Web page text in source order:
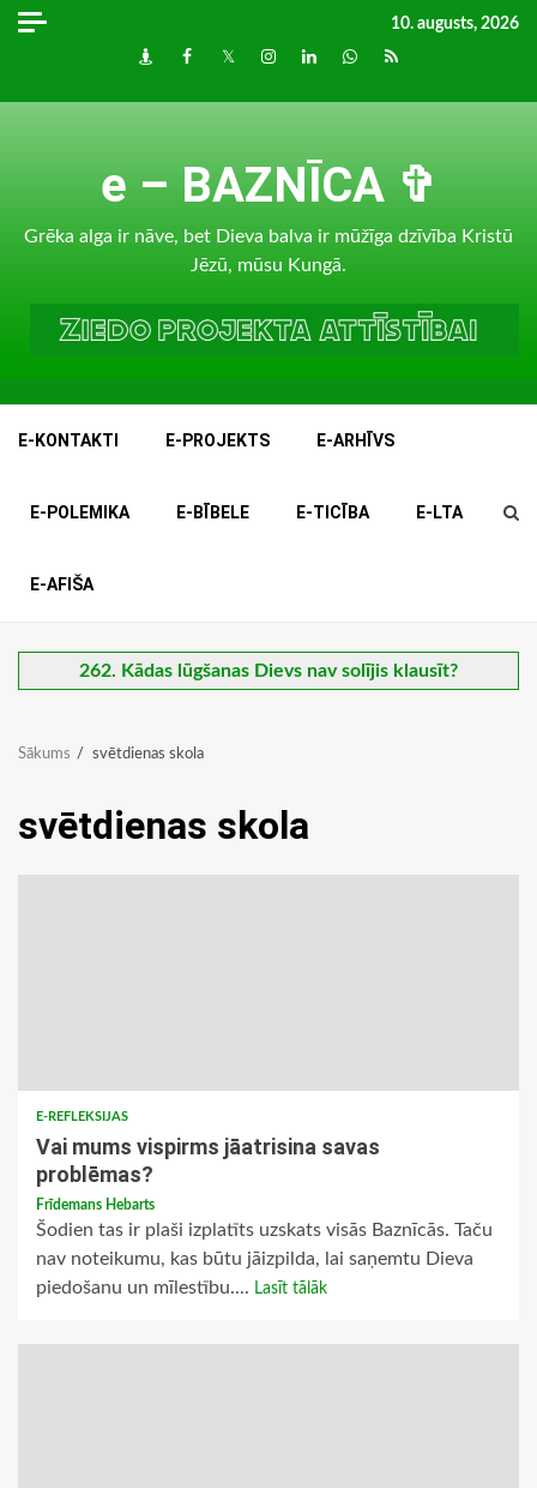
Skip
10. augusts, 2026
DraugiemFacebook
TwitterInstagram
LinkedInwhatsapp
RSS
e – BAZNĪCA ✞
Grēka alga ir nāve, bet Dieva balva ir mūžīga dzīvība Kristū
Jēzū, mūsu Kungā.
E-KONTAKTI E-PROJEKTS E-ARHĪVS
E-POLEMIKA E-BĪBELE E-TICĪBA E-LTA
E-AFIŠA
262. Kādas lūgšanas Dievs nav solījis klausīt?
Sākums svētdienas skola
svētdienas skola
E-REFLEKSIJAS
Vai mums vispirms jāatrisina savas
problēmas?
Frīdemans Hebarts
Šodien tas ir plaši izplatīts uzskats visās Baznīcās. Taču
nav noteikumu, kas būtu jāizpilda, lai saņemtu Dieva
piedošanu un mīlestību.... Lasīt tālāk